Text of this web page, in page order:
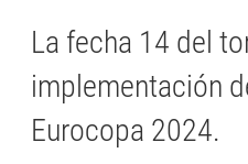
La fecha 14 del
implementación
Eurocopa 2024.